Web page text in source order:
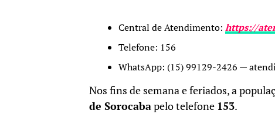
Central de Atendimento: https://
Telefone: 156
WhatsApp: (15) 99129-2426 —
Nos fins de semana e feriados, a
de Sorocabapelo telefone 153.